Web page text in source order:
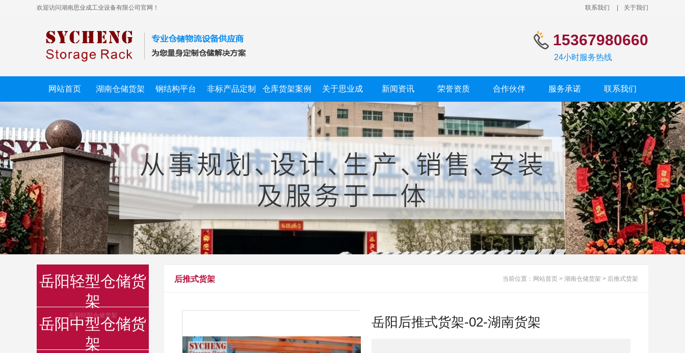
联系我们 关于我们
欢迎访问湖南思业成工业设备有限公司官网！
15367980660
24小时服务热线
网站首页 湖南仓储货架 钢结构平台 非标产品定制 仓库货架案例 关于思业成 新闻资讯 荣誉资质 合作伙伴 服务承诺 联系我们
岳阳轻型仓储货
架
岳阳轻型仓储货架
岳阳中型仓储货
架
当前位置： 网站首页 > 湖南仓储货架 > 后推式货架
后推式货架
岳阳后推式货架-02-湖南货架